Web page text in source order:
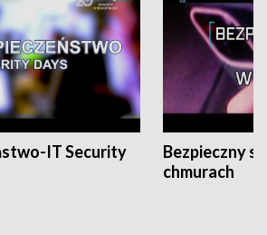
IT Security
Bezpieczny
chmurach